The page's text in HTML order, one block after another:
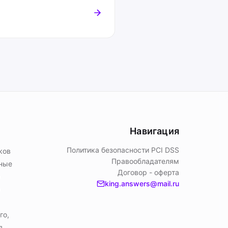
Навигация
Политика безопасности PСI DSS
Правообладателям
Договор - оферта
king.answers@mail.ru